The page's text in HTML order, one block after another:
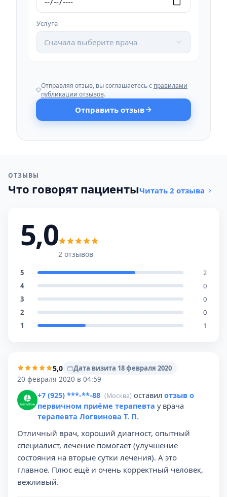
Услуга
Сначала выберите врача
Отправляя отзыв, вы соглашаетесь с правилами
публикации отзывов.
Отправить отзыв
ОТЗЫВЫ
Что говорят пациентыЧитать 2 отзыва
5,0
2 отзывов
5
2
4
0
3
0
2
0
1
1
5,0
Дата визита 18 февраля 2020
20 февраля 2020 в 04:59
+7 (925) ***-**-88 (Москва) оставил отзыв о
первичном приёме терапевта у врача
терапевта Логвинова Т. П.
Отличный врач, хороший диагност, опытный
специалист, лечение помогает (улучшение
состояния на вторые сутки лечения). А это
главное. Плюс ещё и очень корректный человек,
вежливый.